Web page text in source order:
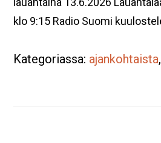
klo 9:15 Radio Suomi
Kategoriassa: ajankohtaista